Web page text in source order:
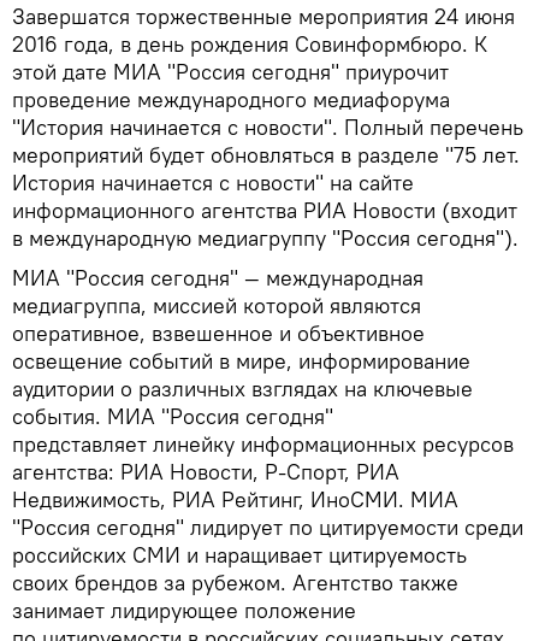
Завершатся торжественные мероприятия 24 июня
2016 года, в день рождения Совинформбюро. К
этой дате МИА "Россия сегодня" приурочит
проведение международного медиафорума
"История начинается с новости". Полный перечень
мероприятий будет обновляться в разделе "75 лет.
История начинается с новости" на сайте
информационного агентства РИА Новости (входит
в международную медиагруппу "Россия сегодня").
МИА "Россия сегодня" — международная
медиагруппа, миссией которой являются
оперативное, взвешенное и объективное
освещение событий в мире, информирование
аудитории о различных взглядах на ключевые
события. МИА "Россия сегодня"
представляет линейку информационных ресурсов
агентства: РИА Новости, Р-Спорт, РИА
Недвижимость, РИА Рейтинг, ИноСМИ. МИА
"Россия сегодня" лидирует по цитируемости среди
российских СМИ и наращивает цитируемость
своих брендов за рубежом. Агентство также
занимает лидирующее положение